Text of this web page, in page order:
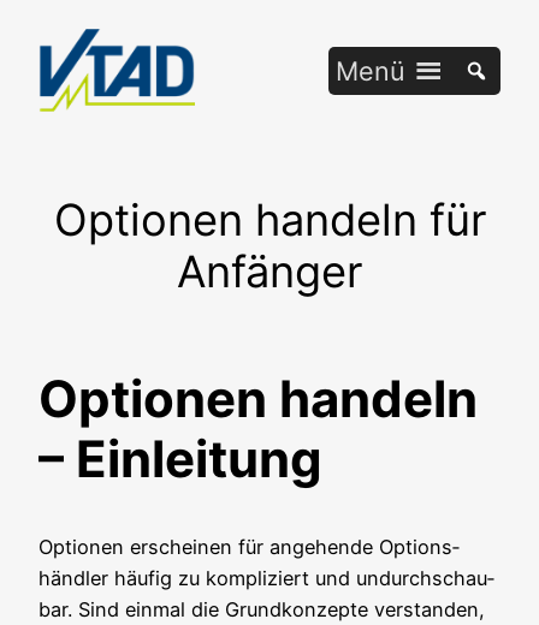
springen
Menü
Optionen handeln für
Anfänger
Optionen handeln
– Einleitung
Optio­nen erschei­nen für ange­hen­de Opti­ons­
händ­ler häu­fig zu kom­pli­ziert und undurch­schau­
bar. Sind ein­mal die Grund­kon­zep­te ver­stan­den,